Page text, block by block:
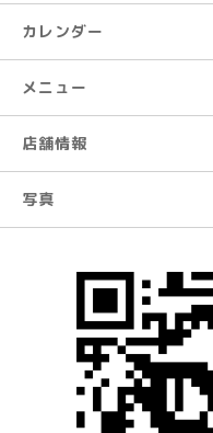
カレンダー
メニュー
店舗情報
写真